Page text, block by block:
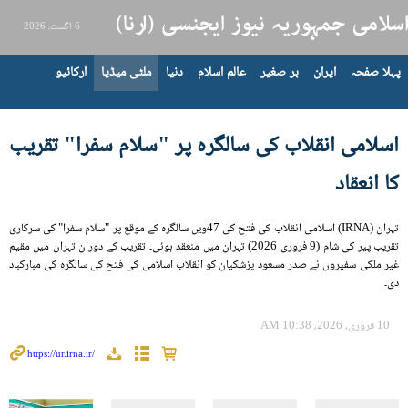
6 اگست، 2026
پہلا صفحہ ایران بر صغیر عالم اسلام دنیا ملٹی میڈیا آرکائیو
اسلامی انقلاب کی سالگرہ پر "سلام سفرا" تقریب
کا انعقاد
تہران (IRNA) اسلامی انقلاب کی فتح کی 47ویں سالگرہ کے موقع پر "سلام سفرا" کی سرکاری
تقریب پیر کی شام (9 فروری 2026) تہران میں منعقد ہوئی۔ تقریب کے دوران تہران میں مقیم
غیر ملکی سفیروں نے صدر مسعود پزشکیان کو انقلاب اسلامی کی فتح کی سالگرہ کی مبارکباد
دی۔
10 فروری، 2026، 10:38 AM